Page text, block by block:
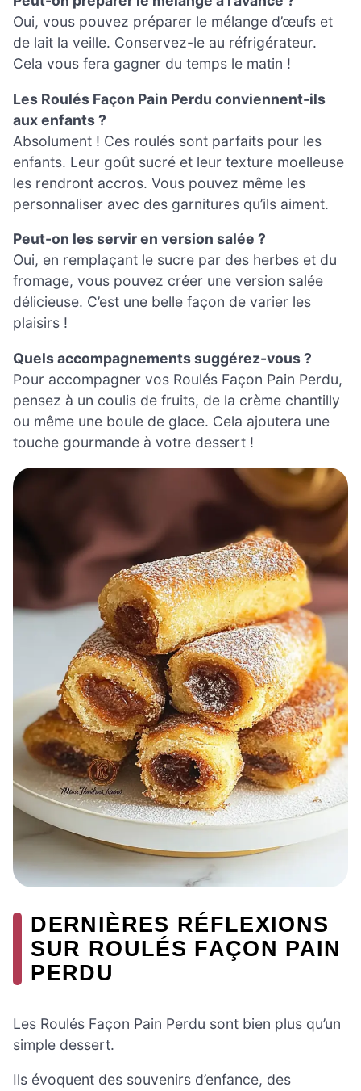
Oui, vous pouvez préparer le mélange d’œufs et
de lait la veille. Conservez-le au réfrigérateur.
Cela vous fera gagner du temps le matin !
Les Roulés Façon Pain Perdu conviennent-ils
aux enfants ?
Absolument ! Ces roulés sont parfaits pour les
enfants. Leur goût sucré et leur texture moelleuse
les rendront accros. Vous pouvez même les
personnaliser avec des garnitures qu’ils aiment.
Peut-on les servir en version salée ?
Oui, en remplaçant le sucre par des herbes et du
fromage, vous pouvez créer une version salée
délicieuse. C’est une belle façon de varier les
plaisirs !
Quels accompagnements suggérez-vous ?
Pour accompagner vos Roulés Façon Pain Perdu,
pensez à un coulis de fruits, de la crème chantilly
ou même une boule de glace. Cela ajoutera une
touche gourmande à votre dessert !
DERNIÈRES RÉFLEXIONS
SUR ROULÉS FAÇON PAIN
PERDU
Les Roulés Façon Pain Perdu sont bien plus qu’un
simple dessert.
Ils évoquent des souvenirs d’enfance, des